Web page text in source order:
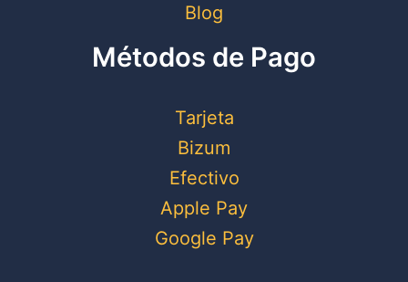
Blog
Métodos de Pago
Tarjeta
Bizum
Efectivo
Apple Pay
Google Pay